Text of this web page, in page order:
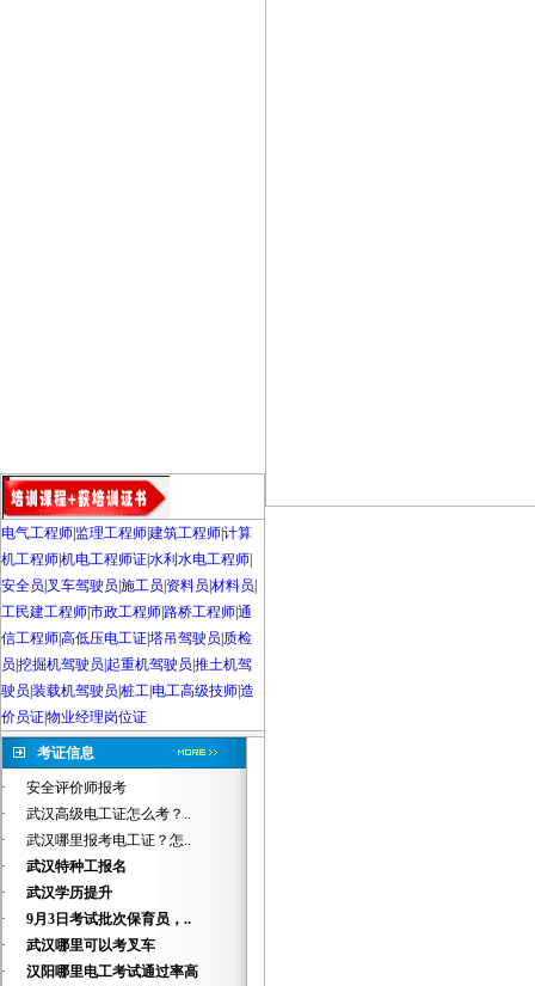
电气工程师 监理工程师建筑工程师计算
机工程师机电工程师证水利水电工程师
安全员 叉车驾驶员 施工员 资料员 材料员
工民建工程师市政工程师路桥工程师通
信工程师高低压电工证塔吊驾驶员 质检
员 挖掘机驾驶员|起重机驾驶员 推土机驾
驶员 装载机驾驶员 桩工电工高级技师造
价员证物业经理岗位证
考证信息
·
安全评价师报考
·
武汉高级电工证怎么考？..
·
武汉哪里报考电工证？怎..
·
武汉特种工报名
·
武汉学历提升
·
9月3日考试批次保育员，..
·
武汉哪里可以考叉车
·
汉阳哪里电工考试通过率高